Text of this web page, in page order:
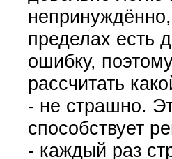
пределах есть
ошибку,
рассчитать
- не страшно.
способствует
- каждый раз